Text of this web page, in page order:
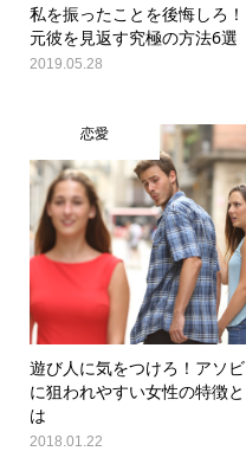
私を振ったことを後悔しろ！
元彼を見返す究極の方法6選
2019.05.28
恋愛
遊び人に気をつけろ！アソビ
に狙われやすい女性の特徴と
は
2018.01.22